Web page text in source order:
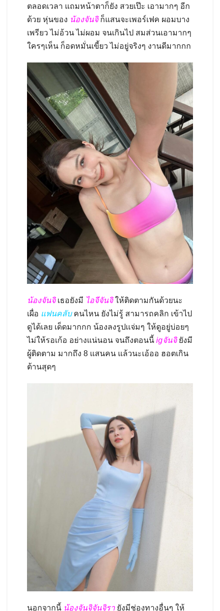
ตลอดเวลา แถมหน้าตาก็ยัง สวยเป๊ะ เอามากๆ อีก
ด้วย หุ่นของ น้องจันจิก็แสนจะเพอร์เฟค ผอมบาง
เพรียว ไม่อ้วน ไม่ผอม จนเกินไป สมส่วนเอามากๆ
ใครๆเห็น ก็อดหมั่นเขี้ยว ไม่อยู่จริงๆ งานดีมากกก
น้องจันจิเธอยังมี ไอจีจันจิให้ติดตามกันด้วยนะ
เผื่อ แฟนคลับคนไหน ยังไม่รู้ สามารถคลิก เข้าไป
ดูได้เลย เด็ดมากกก น้องลงรูปเเจ่มๆ ให้ดูอยู่บ่อยๆ
ไม่ให้รอเก้อ อย่างแน่นอน จนถึงตอนนี้ igจันจิยังมี
ผู้ติดตาม มากถึง 8 แสนคน แล้วนะเอ้ออ ฮอตเกิน
ต้านสุดๆ
นอกจากนี้ น้องจันจิจันจิรา ยังมีช่องทางอื่นๆ ให้